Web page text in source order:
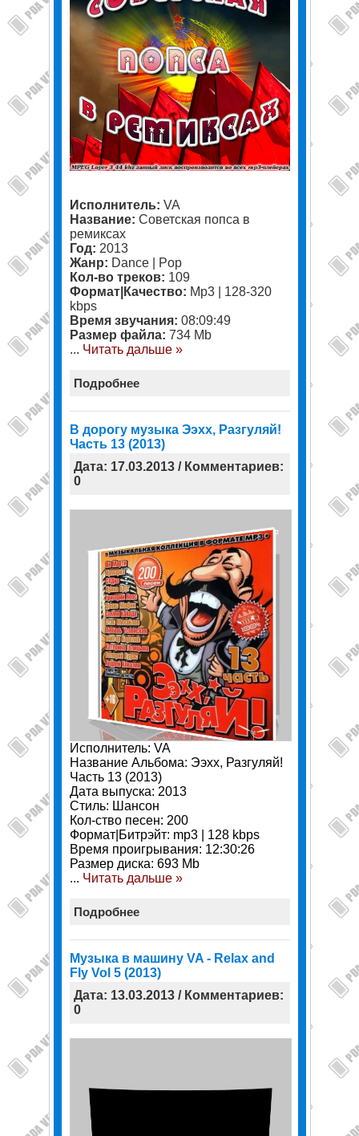
Исполнитель: VA
Название: Советская попса в
ремиксах
Год: 2013
Жанр: Dance | Pop
Кол-во треков: 109
Формат|Качество: Mp3 | 128-320
kbps
Время звучания: 08:09:49
Размер файла: 734 Mb
... Читать дальше »
Подробнее
В дорогу музыка Ээхх, Разгуляй!
Часть 13 (2013)
Дата: 17.03.2013 / Комментариев:
0
Исполнитель: VA
Название Альбома: Ээхх, Разгуляй!
Часть 13 (2013)
Дата выпуска: 2013
Стиль: Шансон
Кол-ство песен: 200
Формат|Битрэйт: mp3 | 128 kbps
Время проигрывания: 12:30:26
Размер диска: 693 Mb
... Читать дальше »
Подробнее
Музыка в машину VA - Relax and
Fly Vol 5 (2013)
Дата: 13.03.2013 / Комментариев:
0